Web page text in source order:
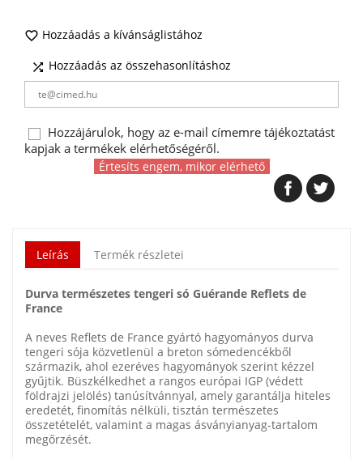
 Hozzáadás a kívánságlistához
 Hozzáadás az összehasonlításhoz
Hozzájárulok, hogy az e-mail címemre tájékoztatást
kapjak a termékek elérhetőségéről.
Értesíts engem, mikor elérhető
Leírás Termék részletei
Durva természetes tengeri só Guérande Reflets de
France
A neves Reflets de France gyártó hagyományos durva
tengeri sója közvetlenül a breton sómedencékből
származik, ahol ezeréves hagyományok szerint kézzel
gyűjtik. Büszkélkedhet a rangos európai IGP (védett
földrajzi jelölés) tanúsítvánnyal, amely garantálja hiteles
eredetét, finomítás nélküli, tisztán természetes
összetételét, valamint a magas ásványianyag-tartalom
megőrzését.